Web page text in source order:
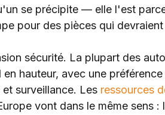
se précipite — elle l'est
pour des pièces qui
sécurité. La plupart des
hauteur, avec une
surveillance. Les ressources
vont dans le même sens